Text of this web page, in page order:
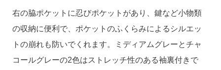
右の脇ポケットに忍びポケットがあり、鍵など小物類
の収納に便利で、ポケットのふくらみによるシルエッ
トの崩れも防いでくれます。ミディアムグレーとチャ
コールグレーの2色はストレッチ性のある袖裏付きで